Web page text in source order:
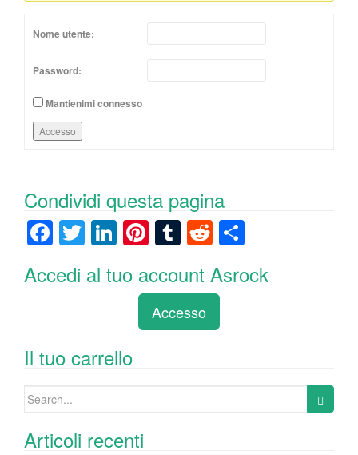
Nome utente:
Password:
Mantienimi connesso
Accesso
Condividi questa pagina
F
c
o
o
k
T
wi
tt
Li
k
n
Pi
er
e
st
T
m
bl
r
R
e
d
di
t
n
Accedi al tuo account Asrock
Accesso
Il tuo carrello
Search
Articoli recenti